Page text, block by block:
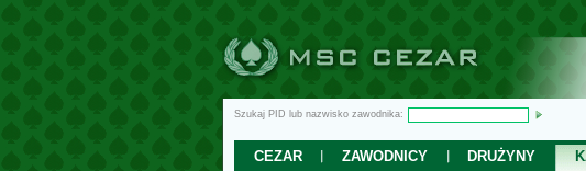
Szukaj PID lub nazwisko zawodnika:
CEZAR ZAWODNICY DRUŻYNY